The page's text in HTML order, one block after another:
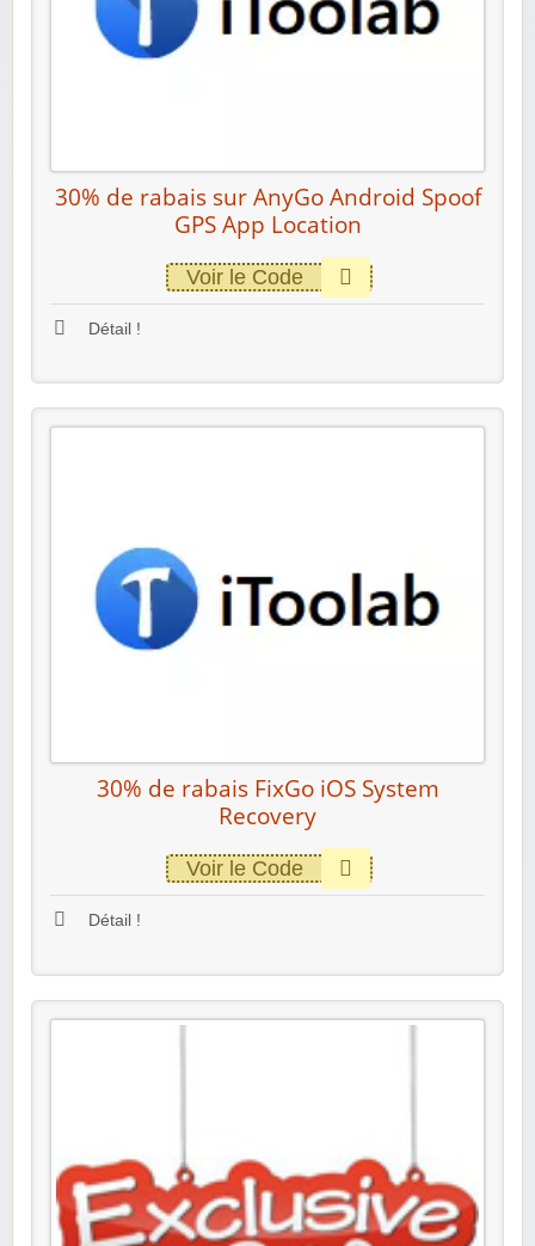
30% de rabais sur AnyGo Android Spoof
GPS App Location
Voir le Code
Détail !
30% de rabais FixGo iOS System
Recovery
Voir le Code
Détail !